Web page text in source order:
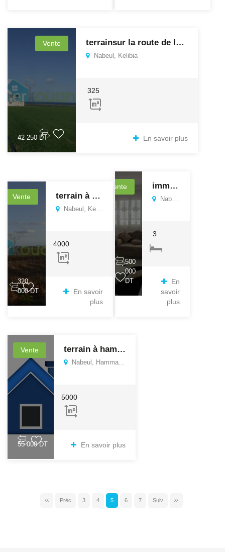
Vente
42 250 DT
terrainsur la route de la plage dar allouche
Nabeul, Kelibia
325
En savoir plus
Vente
320
000 DT
terrain à dar allouche
Nabeul, Kelibia
4000
En savoir
plus
Vente
500
000
DT
immeuble
Nabeul, Kelibia
3
En
savoir
plus
Vente
55 000 DT
terrain à hammame ghzeze
Nabeul, Hammam El Ghezaz
5000
En savoir plus
Préc 3 4 5 6 7 Suiv